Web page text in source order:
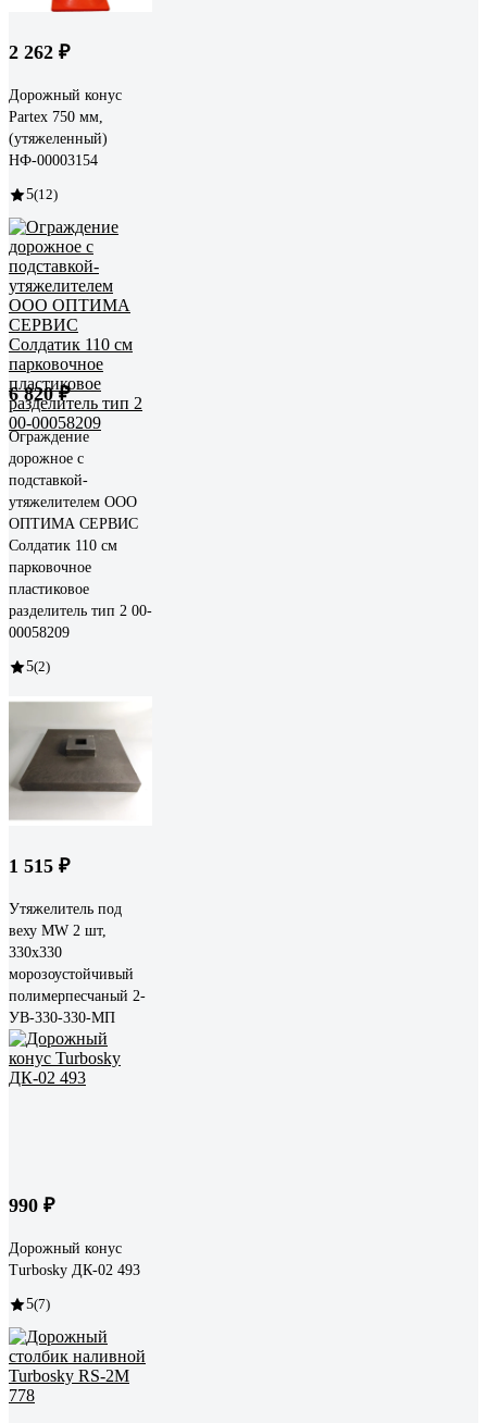
2 262 ₽
Дорожный конус
Partex 750 мм,
(утяжеленный)
НФ-00003154
5(12)
6 820 ₽
Ограждение
дорожное с
подставкой-
утяжелителем ООО
ОПТИМА СЕРВИС
Солдатик 110 см
парковочное
пластиковое
разделитель тип 2 00-
00058209
5(2)
1 515 ₽
Утяжелитель под
веху MW 2 шт,
330x330
морозоустойчивый
полимерпесчаный 2-
УВ-330-330-МП
990 ₽
Дорожный конус
Turbosky ДК-02 493
5(7)